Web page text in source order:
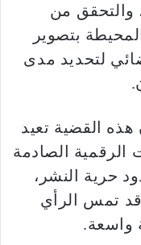
والتحقق من
بتصوير
لتحديد مدى
القضية تعيد
الرقمية الصادمة
حرية النشر،
قد تمس الرأي
واسعة.